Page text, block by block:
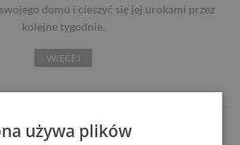
domu i cieszyć się jej urokami przez
kolejne tygodnie.
WIĘCEJ
używa plików